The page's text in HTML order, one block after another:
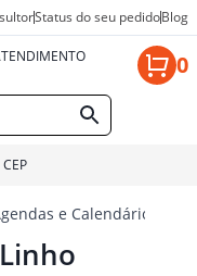
Status do seu pedidoBlog
0
e Calendários